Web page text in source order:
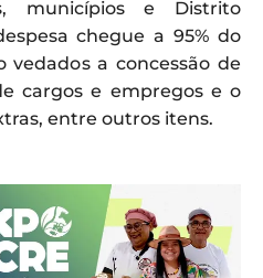
municípios e Distrito
chegue a 95% do
vedados a concessão de
cargos e empregos e o
entre outros itens.